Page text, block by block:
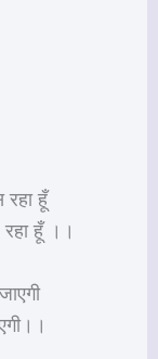
रहा हूँ
हूँ ।।